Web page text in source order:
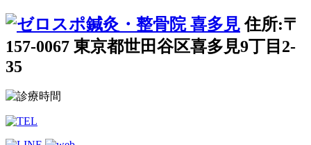
住所:〒
157-0067 東京都世田谷区喜多見9丁目2-
35